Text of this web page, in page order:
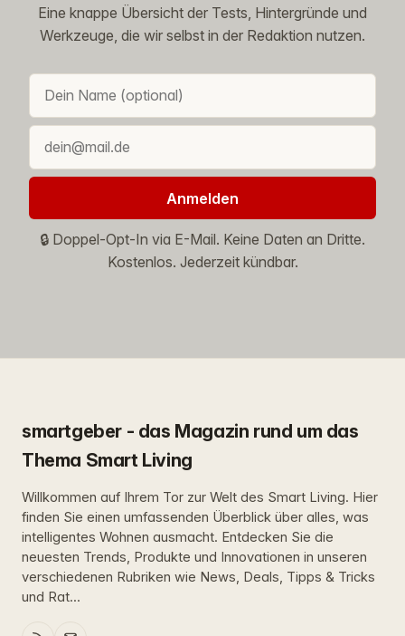
Eine knappe Übersicht der Tests, Hintergründe und
Werkzeuge, die wir selbst in der Redaktion nutzen.
Anmelden
🔒 Doppel-Opt-In via E-Mail. Keine Daten an Dritte.
Kostenlos. Jederzeit kündbar.
smartgeber - das Magazin rund um das
Thema Smart Living
Willkommen auf Ihrem Tor zur Welt des Smart Living. Hier
finden Sie einen umfassenden Überblick über alles, was
intelligentes Wohnen ausmacht. Entdecken Sie die
neuesten Trends, Produkte und Innovationen in unseren
verschiedenen Rubriken wie News, Deals, Tipps & Tricks
und Rat...